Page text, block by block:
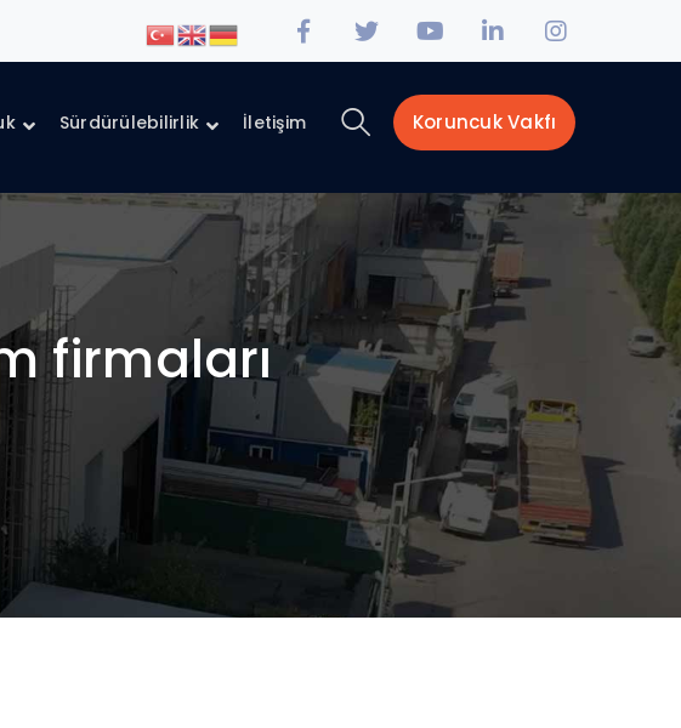
Facebook
Profile
Twitter
Profile
Youtube
Profile
LinkedIn
ProfileProfile
Koruncuk Vakfı
Sürdürülebilirlik İletişim
firmaları